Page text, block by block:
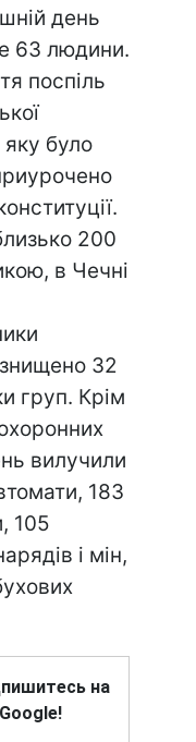
день
63 людини.
поспіль
було
200
в Чечні
32
груп. Крім
вилучили
183
105
і мін,
на